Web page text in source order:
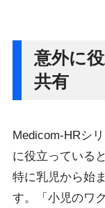
意外に
共有
Medicom-HRシ
に役立っている
特に乳児から始
す。「小児のワ